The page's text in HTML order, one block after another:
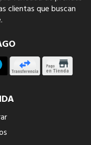
clientas que buscan